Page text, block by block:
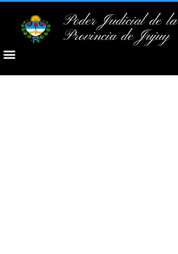
Poder Judicial de la
Provincia de Jujuy